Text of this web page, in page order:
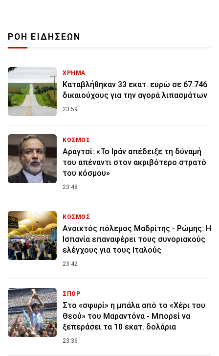
ΡΟΗ ΕΙΔΗΣΕΩΝ
ΧΡΗΜΑ
Καταβλήθηκαν 33 εκατ. ευρώ σε 67.746
δικαιούχους για την αγορά λιπασμάτων
23:59
ΚΟΣΜΟΣ
Αραγτσί: «Το Ιράν απέδειξε τη δύναμή
του απέναντι στον ακριβότερο στρατό
του κόσμου»
23:48
ΚΟΣΜΟΣ
Ανοικτός πόλεμος Μαδρίτης - Ρώμης: Η
Ισπανία επαναφέρει τους συνοριακούς
ελέγχους για τους Ιταλούς
23:42
ΣΠΟΡ
Στο «σφυρί» η μπάλα από το «Χέρι του
Θεού» του Μαραντόνα - Μπορεί να
ξεπεράσει τα 10 εκατ. δολάρια
23:36